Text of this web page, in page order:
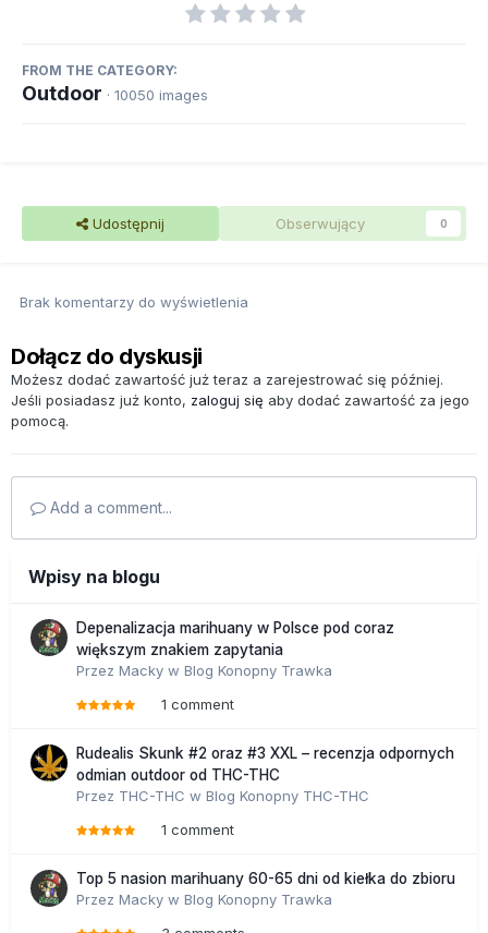
FROM THE CATEGORY:
Outdoor · 10050 images
Udostępnij Obserwujący 0
Brak komentarzy do wyświetlenia
Dołącz do dyskusji
Możesz dodać zawartość już teraz a zarejestrować się później.
Jeśli posiadasz już konto, zaloguj się aby dodać zawartość za jego
pomocą.
Add a comment...
Wpisy na blogu
Depenalizacja marihuany w Polsce pod coraz
większym znakiem zapytania
Przez Macky w Blog Konopny Trawka
1 comment
Rudealis Skunk #2 oraz #3 XXL – recenzja odpornych
odmian outdoor od THC-THC
Przez THC-THC w Blog Konopny THC-THC
1 comment
Top 5 nasion marihuany 60-65 dni od kiełka do zbioru
Przez Macky w Blog Konopny Trawka